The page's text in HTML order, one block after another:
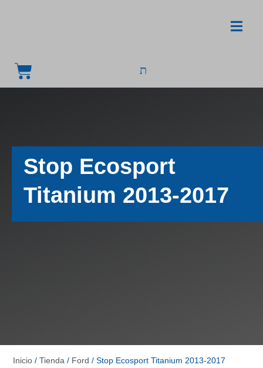
Stop Ecosport
Titanium 2013-2017
Inicio / Tienda / Ford / Stop Ecosport Titanium 2013-2017